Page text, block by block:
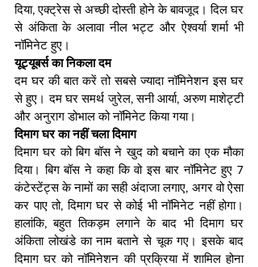
दिया, एक्ट्रेस से अच्छी दोस्ती होने के बावजूद। दिल घर
से अंकिता के अलावा नील भट्ट और ऐश्वर्या शर्मा भी
नॉमिनेट हुए।
यूट्यूबर्स का निकला दम
दम घर की बात करें तो सबसे ज्यादा नॉमिनेशन इस घर
से हुए। दम घर समर्थ जुरेल, सनी आर्या, अरुण माशेट्टी
और अनुराग डोभाल को नॉमिनेट किया गया।
दिमाग घर का नहीं चला दिमाग
दिमाग घर को बिग बॉस ने खुद को बचाने का एक मौका
दिया। बिग बॉस ने कहा कि वो इस बार नॉमिनेट हुए 7
कंटेस्टेंट्स के नामों का सही अंदाजा लगाए, अगर वो ऐसा
कर पाए तो, दिमाग घर से कोई भी नॉमिनेट नहीं होगा।
हालांकि, बहुत तिकड़म लगाने के बाद भी दिमाग घर
अंकिता लोखंडे का नाम बताने से चूक गए। इसके बाद
दिमाग घर को नॉमिनेशन की प्रक्रिया में शामिल होना